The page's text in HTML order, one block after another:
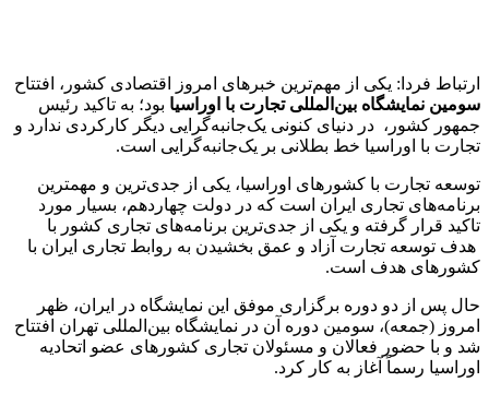
ارتباط فردا: یکی از مهم‌ترین خبرهای امروز اقتصادی کشور، افتتاح
سومین نمایشگاه بین‌المللی تجارت با اوراسیا بود؛ به تاکید رئیس
جمهور کشور، در دنیای کنونی یک‌جانبه‌گرایی دیگر کارکردی ندارد و
تجارت با اوراسیا خط بطلانی بر یک‌جانبه‌گرایی است.
توسعه تجارت با کشورهای اوراسیا، یکی از جدی‌ترین و مهمترین
برنامه‌های تجاری ایران است که در دولت چهاردهم، بسیار مورد
تاکید قرار گرفته و یکی از جدی‌ترین برنامه‌های تجاری کشور با
هدف توسعه تجارت آزاد و عمق بخشیدن به روابط تجاری ایران با
کشورهای هدف است.
حال پس از دو دوره برگزاری موفق این نمایشگاه در ایران، ظهر
امروز (جمعه)، سومین دوره آن در نمایشگاه بین‌المللی تهران افتتاح
شد و با حضور فعالان و مسئولان تجاری کشورهای عضو اتحادیه
اوراسیا رسماً آغاز به کار کرد.